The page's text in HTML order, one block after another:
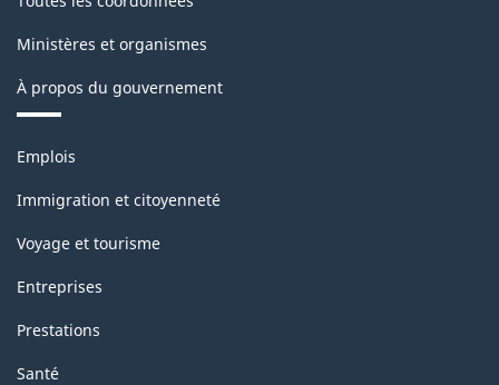
Ministères et organismes
À propos du gouvernement
Thèmes
sujets
Emplois
Immigration et citoyenneté
Voyage et tourisme
Entreprises
Prestations
Santé